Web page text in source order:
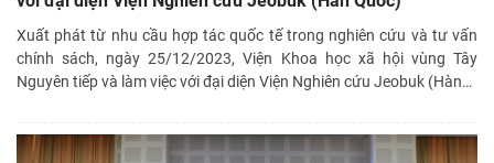
Xuất phát từ nhu cầu hợp tác quốc tế trong nghiên cứu và tư vấn
chính sách, ngày 25/12/2023, Viện Khoa học xã hội vùng Tây
Nguyên tiếp và làm việc với đại diện Viện Nghiên cứu Jeobuk (Hàn…